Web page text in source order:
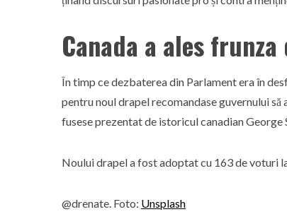
Canada a ales
În timp ce dezbaterea din Parlament era în
pentru noul drapel recomandase guvernului
fusese prezentat de istoricul canadian
Noului drapel a fost adoptat cu 163 de voturi
@drenate. Foto: Unsplash